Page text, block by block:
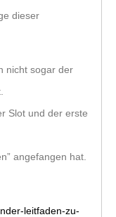
dieser
nicht sogar der
Slot und der erste
angefangen hat.
leitfaden-zu-